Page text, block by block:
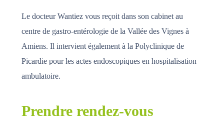
Le docteur Wantiez vous reçoit dans son cabinet au
centre de gastro-entérologie de la Vallée des Vignes à
Amiens. Il intervient également à la Polyclinique de
Picardie pour les actes endoscopiques en hospitalisation
ambulatoire.
Prendre rendez-vous